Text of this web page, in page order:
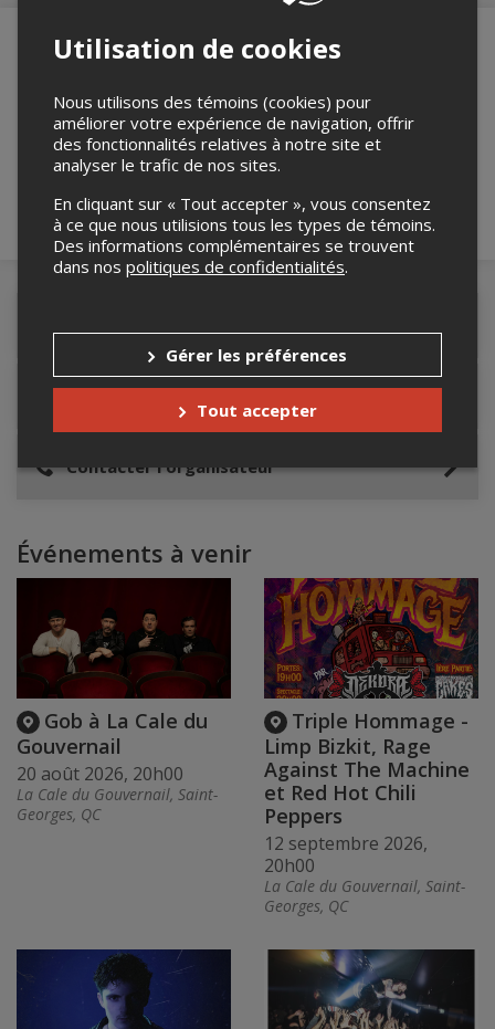
Merci de confirmer que vous n'êtes pas un
robot ci-bas.
Contacter l'organisateur
Événements à venir
Gob à La Cale du
Gouvernail
20 août 2026, 20h00
La Cale du Gouvernail, Saint-
Georges, QC
Triple Hommage -
Limp Bizkit, Rage
Against The Machine
et Red Hot Chili
Peppers
12 septembre 2026,
20h00
La Cale du Gouvernail, Saint-
Georges, QC
Utilisation de cookies
Nous utilisons des témoins (cookies) pour
améliorer votre expérience de navigation, offrir
des fonctionnalités relatives à notre site et
analyser le trafic de nos sites.
En cliquant sur « Tout accepter », vous consentez
à ce que nous utilisions tous les types de témoins.
Des informations complémentaires se trouvent
dans nos politiques de confidentialités.
Gérer les préférences
Tout accepter